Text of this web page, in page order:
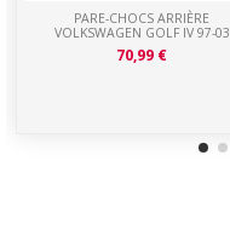
PARE-CHOCS ARRIÈRE
VOLKSWAGEN GOLF IV 97-03
70,99 €